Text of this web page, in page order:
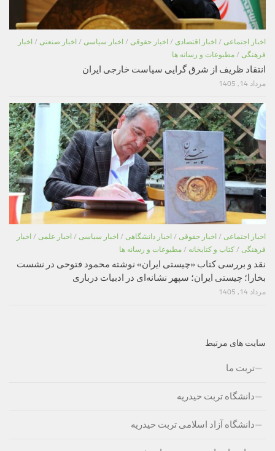
اخبار اجتماعی / اخبار اقتصادی / اخبار حقوقی / اخبار سیاسی / اخبار صنعتی / اخبار
فرهنگی / مطبوعات و رسانه ها
انتقاد ظریف از شرق گرایی سیاست خارجی ایران
مرداد 14, 1405
اخبار اجتماعی / اخبار حقوقی / اخبار دانشگاهی / اخبار سیاسی / اخبار علمی / اخبار
فرهنگی / کتاب و کتابخانه / مطبوعات و رسانه ها
نقد و بررسی کتاب «چیستی ایران» نوشته محمود فتوحی در نشست
بخارا؛ چیستی ایران؛ سپهر نشانه‌ای در ادبیات درباری
مرداد 14, 1405
سایت های مرتبط
تربت ما
دانشگاه تربت حیدریه
دانشگاه آزاد اسلامی تربت حیدریه